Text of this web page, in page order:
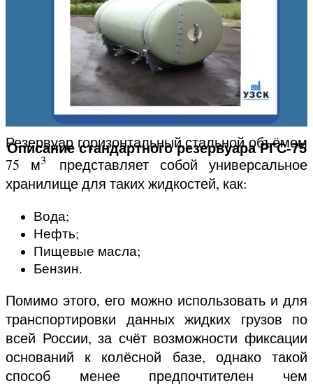
Описание стандартного резервуара РГС-75
Резервуар горизонтальный стальной объёмом
75 м3
представляет собой универсальное
хранилище для таких жидкостей, как:
Вода;
Нефть;
Пищевые масла;
Бензин.
Помимо этого, его можно использовать и для
транспортировки данных жидких грузов по
всей России, за счёт возможности фиксации
оснований к колёсной базе, однако такой
способ менее предпочтителен чем